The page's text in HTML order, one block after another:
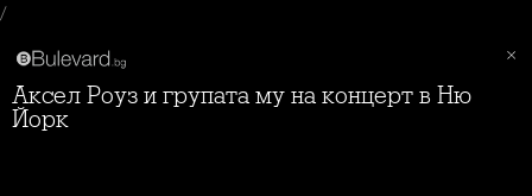
/
Аксел Роуз и групата му на концерт в Ню
Йорк